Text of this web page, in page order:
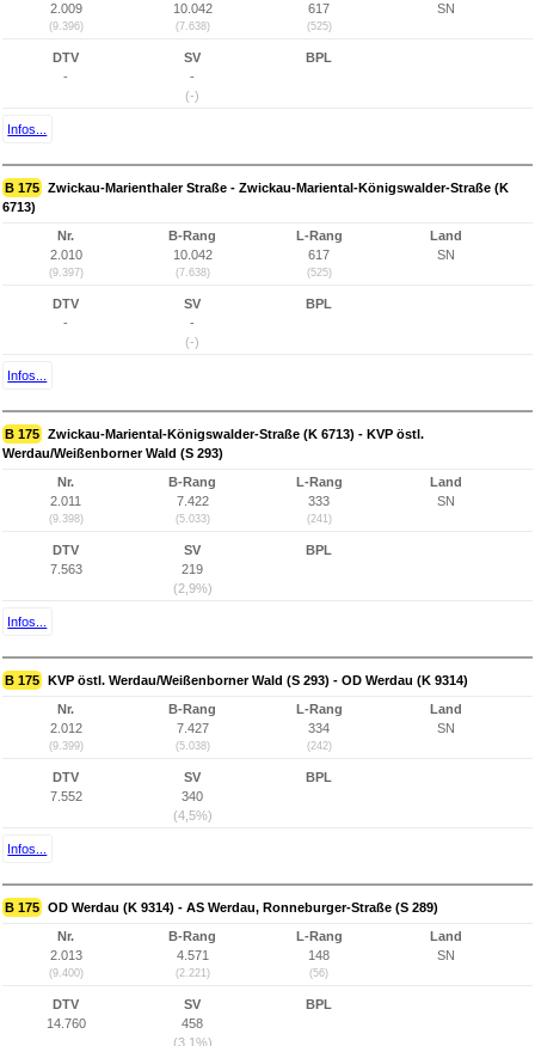
2.009
(9.396)
10.042
(7.638)
617
(525)
SN
DTV
-
SV
-
(-)
BPL
Infos...
B 175 Zwickau-Marienthaler Straße - Zwickau-Mariental-Königswalder-Straße (K
6713)
Nr.
2.010
(9.397)
B-Rang
10.042
(7.638)
L-Rang
617
(525)
Land
SN
DTV
-
SV
-
(-)
BPL
Infos...
B 175 Zwickau-Mariental-Königswalder-Straße (K 6713) - KVP östl.
Werdau/Weißenborner Wald (S 293)
Nr.
2.011
(9.398)
B-Rang
7.422
(5.033)
L-Rang
333
(241)
Land
SN
DTV
7.563
SV
219
(2,9%)
BPL
Infos...
B 175 KVP östl. Werdau/Weißenborner Wald (S 293) - OD Werdau (K 9314)
Nr.
2.012
(9.399)
B-Rang
7.427
(5.038)
L-Rang
334
(242)
Land
SN
DTV
7.552
SV
340
(4,5%)
BPL
Infos...
B 175 OD Werdau (K 9314) - AS Werdau, Ronneburger-Straße (S 289)
Nr.
2.013
(9.400)
B-Rang
4.571
(2.221)
L-Rang
148
(56)
Land
SN
DTV
14.760
SV
458
(3,1%)
BPL